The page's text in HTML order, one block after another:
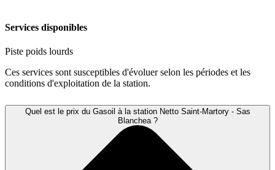
Services disponibles
Piste poids lourds
Ces services sont susceptibles d'évoluer selon les périodes et les
conditions d'exploitation de la station.
Quel est le prix du Gasoil à la station Netto Saint-Martory - Sas
Blanchea ?